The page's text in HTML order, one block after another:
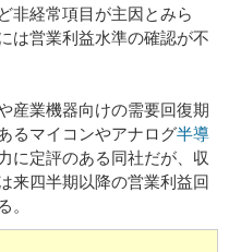
非経常項目が主因とみら
は営業利益水準の確認が不
産業機器向けの需要回復期
るマイコンやアナログ半導
に定評のある同社だが、収
来四半期以降の営業利益回
。